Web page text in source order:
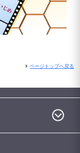
ページトップへ戻る